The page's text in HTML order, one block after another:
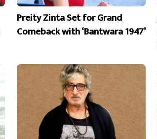
Preity Zinta Set for Grand
Comeback with ‘Bantwara 1947’